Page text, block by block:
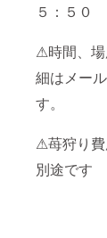
５：５０
⚠時間、
細はメー
す。
⚠苺狩り
別途です